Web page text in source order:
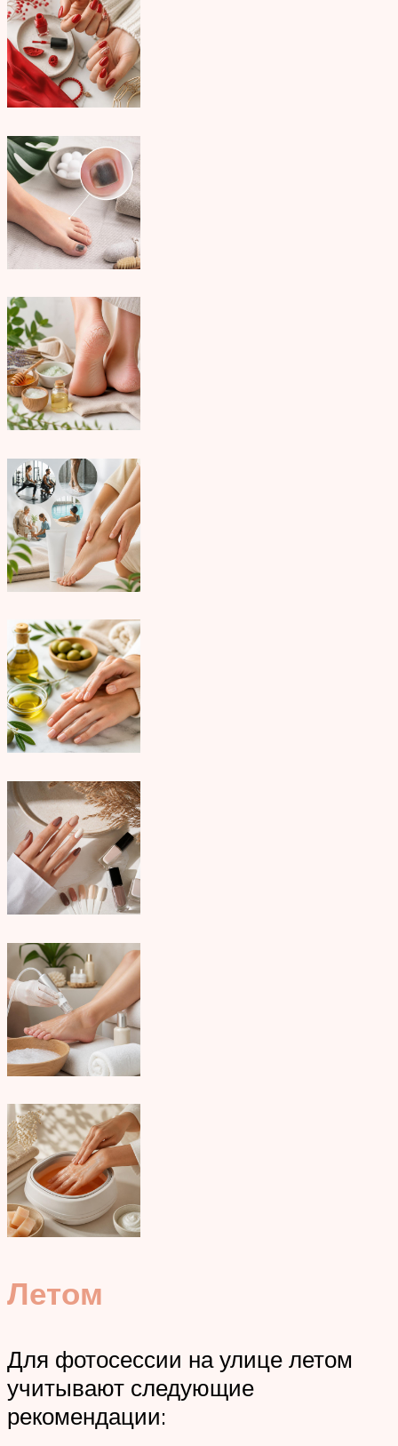
Летом
Для фотосессии на улице летом
учитывают следующие
рекомендации: